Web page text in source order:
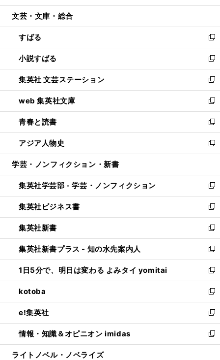
開
ウ
開
く
ン
ウ
で
開
く
ウ
ン
ド
ウ
で
開
く
文芸・文庫・総合
すばる
新
し
い
ウ
ィ
ン
ド
ウ
で
開
く
小説すばる
新
し
い
ウ
ィ
ン
ド
ウ
で
開
集英社 文芸ステーション
新
し
い
ウ
ィ
ン
ド
ウ
開
く
web 集英社文庫
新
し
い
ウ
ィ
ン
ウ
で
開
く
青春と読書
新
し
い
ウ
ン
ド
ウ
で
開
く
アジア人物史
新
し
ウ
ィ
ン
ド
ウ
で
開
く
学芸・ノンフィクション・新書
集英社学芸部 - 学芸・ノンフィクション
新
し
い
ウ
ィ
ン
ド
ウ
で
開
く
集英社ビジネス書
新
し
い
ウ
ィ
ン
ド
ウ
で
開
く
集英社新書
新
し
い
ウ
ィ
ン
ド
ウ
で
開
く
集英社新書プラス - 知の水先案内人
新
し
い
ウ
ィ
ン
ド
ウ
で
開
1日5分で、明日は変わる よみタイ yomitai
新
し
い
ウ
ィ
ン
ド
ウ
kotoba
新
し
い
ウ
ィ
ン
e!集英社
新
し
い
ウ
情報・知識＆オピニオン imidas
新
し
ライトノベル・ノベライズ